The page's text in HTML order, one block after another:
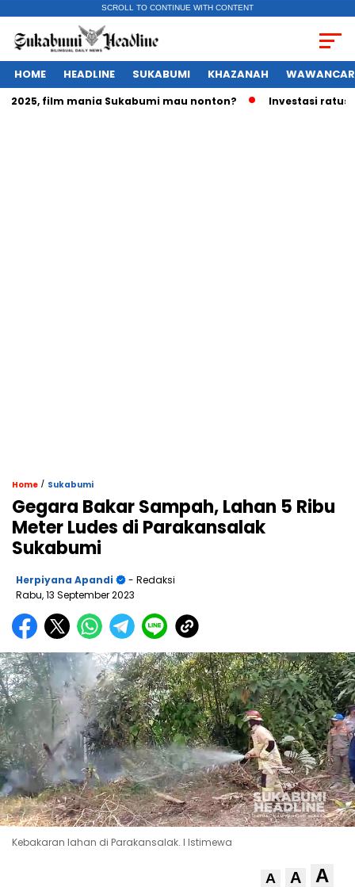
SCROLL TO CONTINUE WITH CONTENT
HOME HEADLINE SUKABUMI KHAZANAH
film mania Sukabumi mau nonton? Investasi ratusan
Home / Sukabumi
Gegara Bakar Sampah, Lahan 5 Ribu
Meter Ludes di Parakansalak
Sukabumi
Herpiyana Apandi
- Redaksi
Rabu, 13 September 2023
Kebakaran lahan di Parakansalak. l Istimewa
A A A